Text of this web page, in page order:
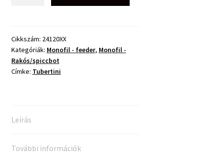
Black
150m
0,20
mennyiség
Cikkszám: 24120XX
Kategóriák: Monofil - feeder, Monofil -
Rakós/spiccbot
Címke: Tubertini
Leírás
További információk